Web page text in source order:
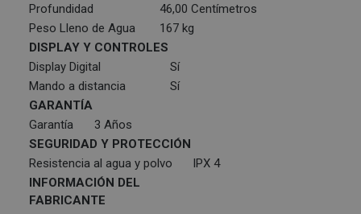
Profundidad
46,00 Centímetros
Peso Lleno de Agua
167 kg
DISPLAY Y CONTROLES
Display Digital
Sí
Mando a distancia
Sí
GARANTÍA
Garantía
3 Años
SEGURIDAD Y PROTECCIÓN
Resistencia al agua y polvo
IPX 4
INFORMACIÓN DEL
FABRICANTE